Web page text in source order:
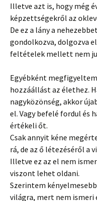
Illetve azt is, hogy még
képzettségekről az
De ez a lány a
gondolkozva, dolgozva
feltételek mellett nem
Egyébként
hozzáállást az élethez.
nagyközönség, akkor
el. Vagy befelé fordul és
értékeli őt.
Csak annyit kéne
rá, de az ő létezéséről a
Illetve ez az el nem
viszont lehet oldani.
Szerintem
világra, mert nem ismeri